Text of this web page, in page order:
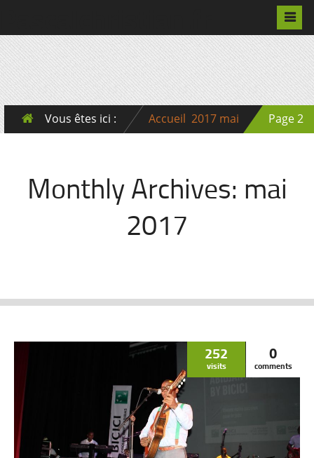
Vous êtes ici : Accueil 2017 mai Page 2
Monthly Archives: mai
2017
252
visits
0
comments